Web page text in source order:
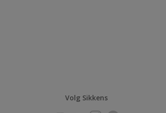
Volg Sikkens